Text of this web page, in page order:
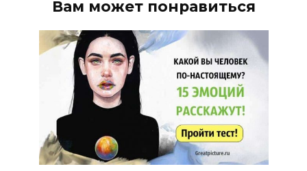
Вам может понравиться